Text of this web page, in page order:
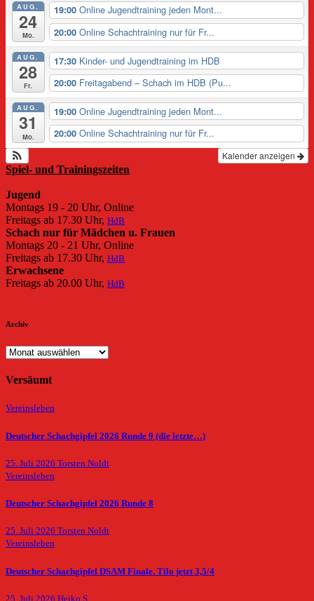
AUG.
24
Mo.
19:00 Online Jugendtraining jeden Mont...
20:00 Online Schachtraining nur für Fr...
AUG.
28
Fr.
17:30 Kinder- und Jugendtraining im HDB
20:00 Freitagabend – Schach im HDB (Pu...
AUG.
31
Mo.
19:00 Online Jugendtraining jeden Mont...
20:00 Online Schachtraining nur für Fr...
Kalender anzeigen
Spiel- und Trainingszeiten
Jugend
Montags 19 - 20 Uhr, Online
Freitags ab 17.30 Uhr, HdB
Schach nur für Mädchen u. Frauen
Montags 20 - 21 Uhr, Online
Freitags ab 17.30 Uhr, HdB
Erwachsene
Freitags ab 20.00 Uhr, HdB
Archiv
Archiv
Versäumt
Vereinsleben
Deutscher Schachgipfel 2026 Runde 9 (die letzte…)
25. Juli 2026 Torsten Noldt
Vereinsleben
Deutscher Schachgipfel 2026 Runde 8
25. Juli 2026 Torsten Noldt
Vereinsleben
Deutscher Schachgipfel DSAM Finale. Tilo jetzt 3,5/4
25. Juli 2026 Heiko S.